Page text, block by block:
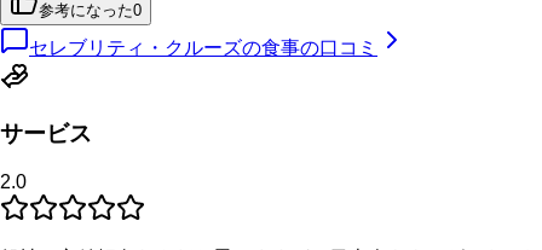
参考になった0
セレブリティ・クルーズの食事の口コミ
サービス
2.0